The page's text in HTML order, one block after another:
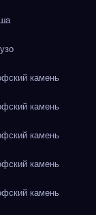
камень
камень
камень
камень
камень